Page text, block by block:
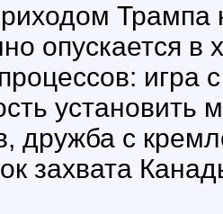
опускается в
игра
установить
дружба с
захвата